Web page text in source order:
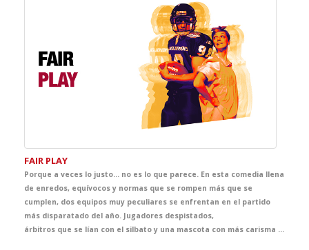
FAIR PLAY
Porque a veces lo justo… no es lo que parece. En esta comedia llena
de enredos, equívocos y normas que se rompen más que se
cumplen, dos equipos muy peculiares se enfrentan en el partido
más disparatado del año. Jugadores despistados,